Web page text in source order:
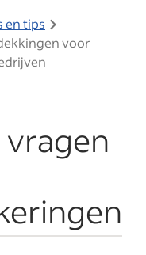
en tips
voor